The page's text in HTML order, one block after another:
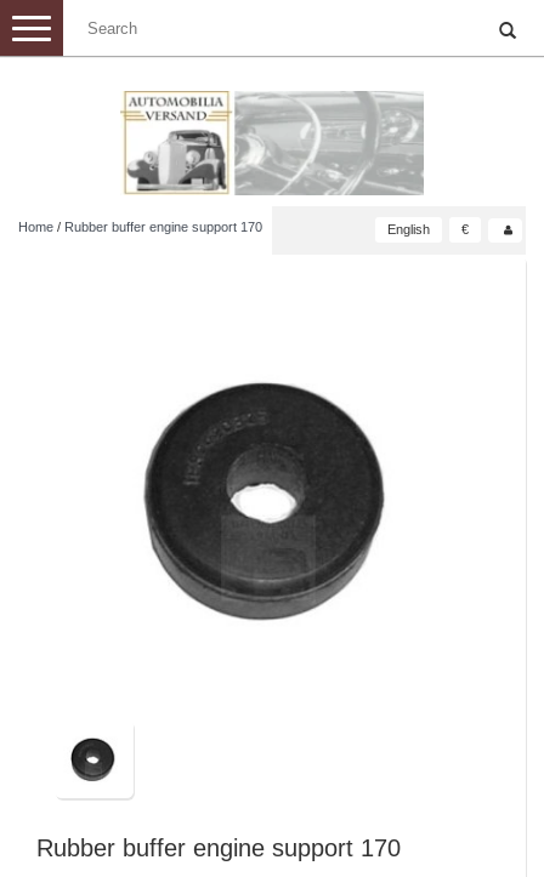
Toggle
navigation
Home / Rubber buffer engine support 170 English €
Rubber buffer engine support 170